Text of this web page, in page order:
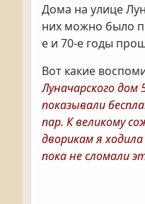
Дома на улице
них можно было
е и 70-е годы
Вот какие
Луначарского
показывали
пар. К великому
дворикам я
пока не сломали